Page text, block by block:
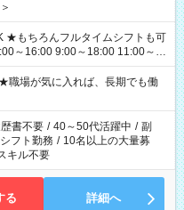
～16:00 9:00～18:00 11:00～
ません ※法令に基づき、週20時
対象となります ※労働者派遣法
り、短時間・短期間の就業はご
場が気に入れば、長期でも働
書不要 / 40～50代活躍中 / 副
シフト勤務 / 10名以上の大量募
キル不要
る 詳細へ